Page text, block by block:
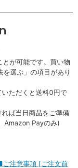
とが可能です。買い物
選ぶ」の項目があり
ただくと送料0円で
ば当日商品をご準備
Amazon Payのみ)
注意事項 [ご注文前